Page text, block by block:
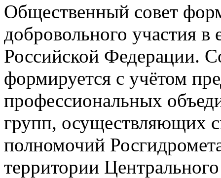
Общественный совет
добровольного участия в
Российской Федерации.
формируется с учётом
профессиональных
групп, осуществляющих
полномочий
территории